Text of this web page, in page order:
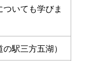
いても学びま
駅三方五湖）